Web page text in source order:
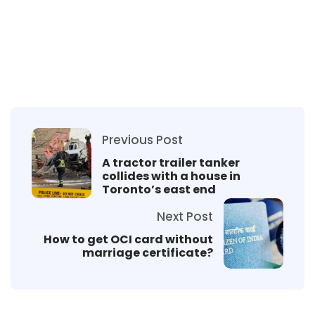
Previous Post
A tractor trailer tanker
collides with a house in
Toronto’s east end
Next Post
How to get OCI card without
marriage certificate?